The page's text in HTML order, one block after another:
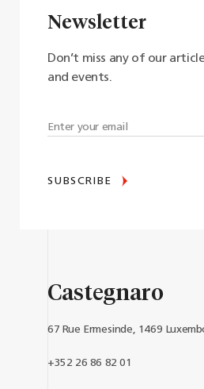
Newsletter
Don’t miss any of our
and events.
SUBSCRIBE
Castegnaro
67 Rue Ermesinde, 1469
+352 26 86 82 01